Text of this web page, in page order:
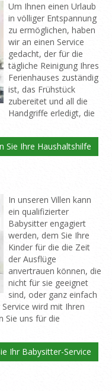
Um Ihnen einen Urlaub
in völliger Entspannung
zu ermöglichen, haben
wir an einen Service
gedacht, der für die
tägliche Reinigung Ihres
Ferienhauses zuständig
ist, das Frühstück
zubereitet und all die
Handgriffe erledigt, die
Sie Ihre Haushaltshilfe
In unseren Villen kann
ein qualifizierter
Babysitter engagiert
werden, dem Sie Ihre
Kinder für die die Zeit
der Ausflüge
anvertrauen können, die
nicht für sie geeignet
sind, oder ganz einfach
wird mit Ihren
Sie uns für die
Ihr Babysitter-Service